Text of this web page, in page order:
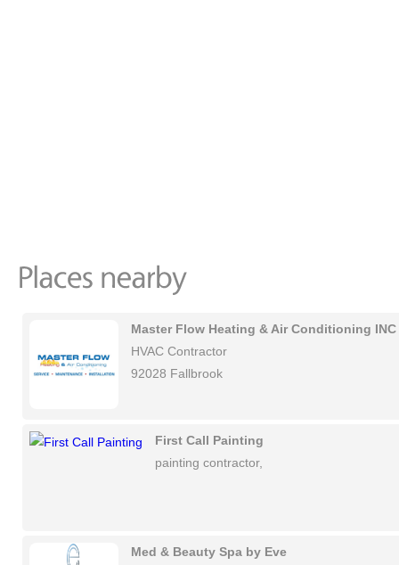
Master Flow Heating & Air Conditioning INC
HVAC Contractor
92028 Fallbrook
First Call Painting
painting contractor,
Med & Beauty Spa by Eve